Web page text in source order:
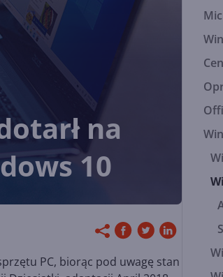
na
10
PC, biorąc pod uwagę stan